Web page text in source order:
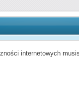
internetowych